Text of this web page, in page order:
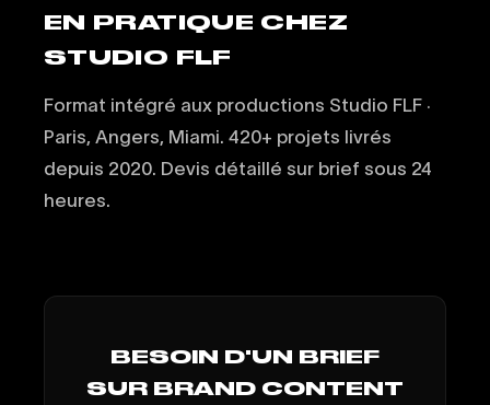
EN PRATIQUE CHEZ
STUDIO FLF
Format intégré aux productions Studio FLF ·
Paris, Angers, Miami. 420+ projets livrés
depuis 2020. Devis détaillé sur brief sous 24
heures.
BESOIN D'UN BRIEF
SUR BRAND CONTENT